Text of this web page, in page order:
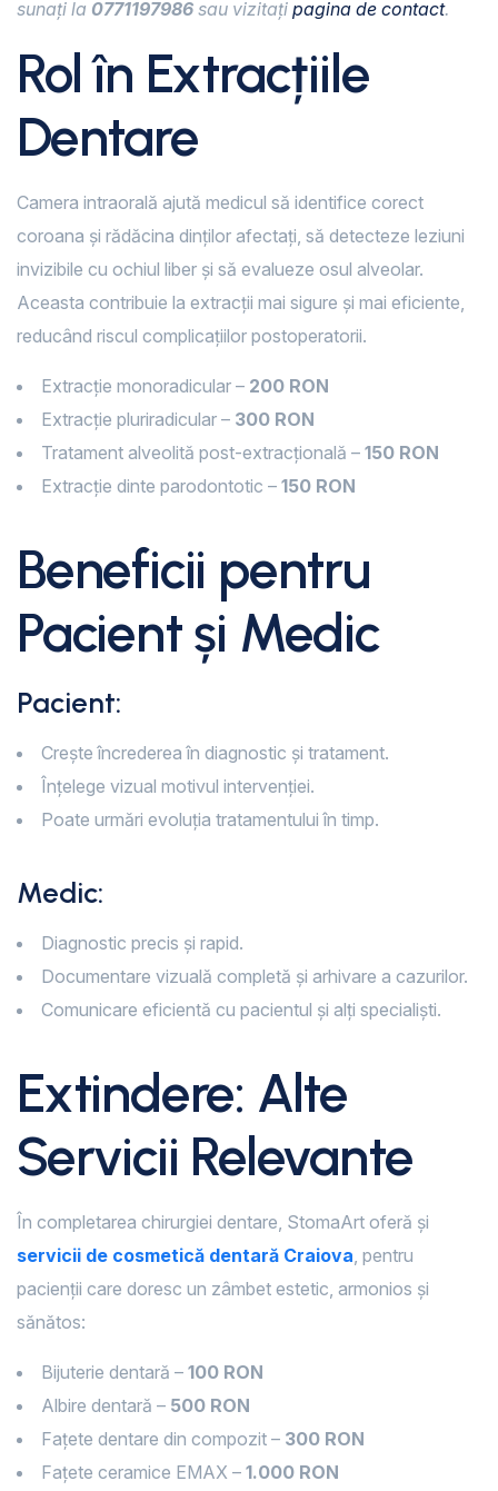
sunați la 0771197986 sau vizitați pagina de contact.
Rol în Extracțiile
Dentare
Camera intraorală ajută medicul să identifice corect
coroana și rădăcina dinților afectați, să detecteze leziuni
invizibile cu ochiul liber și să evalueze osul alveolar.
Aceasta contribuie la extracții mai sigure și mai eficiente,
reducând riscul complicațiilor postoperatorii.
Extracție monoradicular – 200 RON
Extracție pluriradicular – 300 RON
Tratament alveolită post-extracțională – 150 RON
Extracție dinte parodontotic – 150 RON
Beneficii pentru
Pacient și Medic
Pacient:
Crește încrederea în diagnostic și tratament.
Înțelege vizual motivul intervenției.
Poate urmări evoluția tratamentului în timp.
Medic:
Diagnostic precis și rapid.
Documentare vizuală completă și arhivare a cazurilor.
Comunicare eficientă cu pacientul și alți specialiști.
Extindere: Alte
Servicii Relevante
În completarea chirurgiei dentare, StomaArt oferă și
servicii de cosmetică dentară Craiova, pentru
pacienții care doresc un zâmbet estetic, armonios și
sănătos:
Bijuterie dentară – 100 RON
Albire dentară – 500 RON
Fațete dentare din compozit – 300 RON
Fațete ceramice EMAX – 1.000 RON